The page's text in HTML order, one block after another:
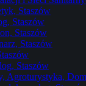
Staszów
Staszów
Staszów
Staszów
Staszów
Agroturystyka,